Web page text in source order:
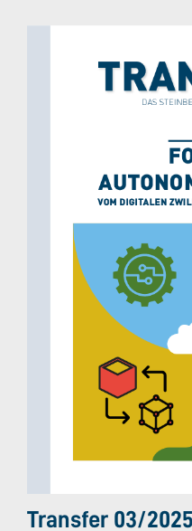
Transfer 03/2025